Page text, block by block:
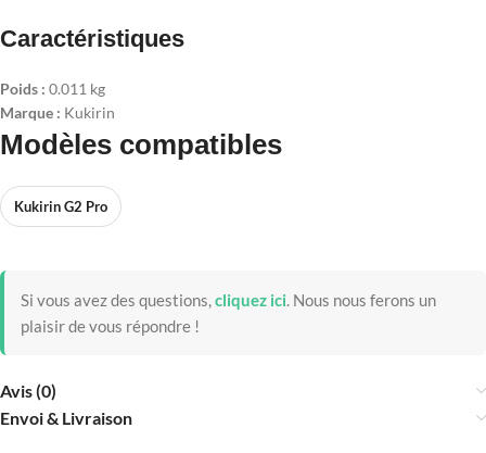
Caractéristiques
Poids : 0.011 kg
Marque : Kukirin
Modèles compatibles
Kukirin G2 Pro
Si vous avez des questions,cliquez ici. Nous nous ferons un
plaisir de vous répondre !
Avis (0)
Envoi & Livraison